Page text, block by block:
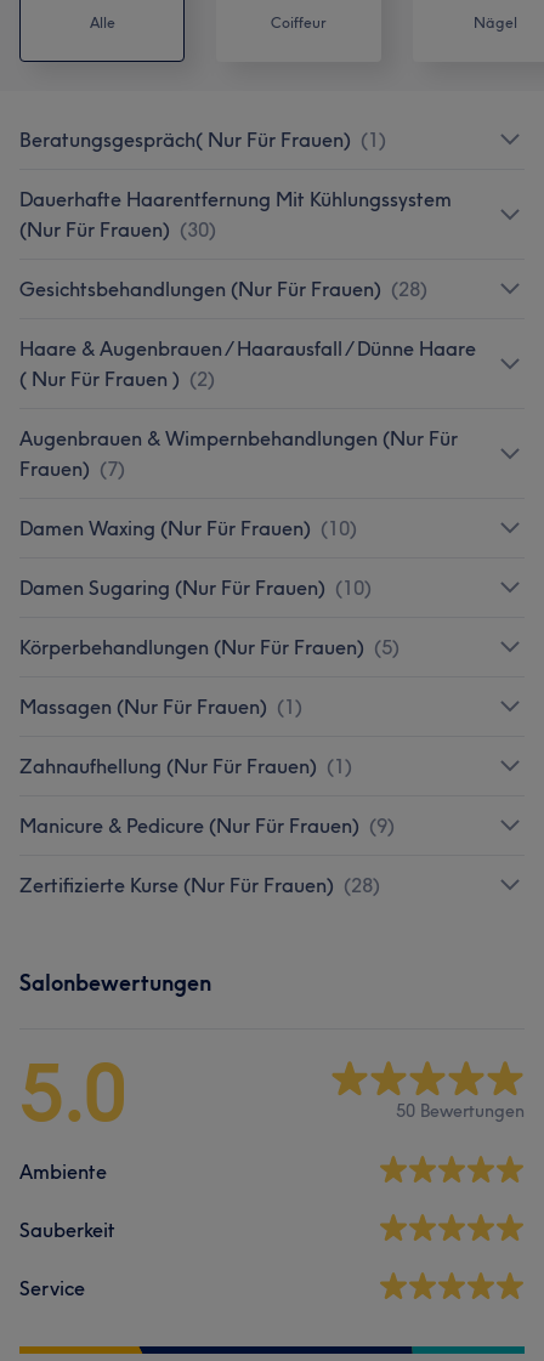
Alle Coiffeur Nägel
Beratungsgespräch( Nur Für Frauen) (1)
Dauerhafte Haarentfernung Mit Kühlungssystem
(Nur Für Frauen) (30)
Gesichtsbehandlungen (Nur Für Frauen) (28)
Haare & Augenbrauen / Haarausfall / Dünne Haare
( Nur Für Frauen ) (2)
Augenbrauen & Wimpernbehandlungen (Nur Für
Frauen) (7)
Damen Waxing (Nur Für Frauen) (10)
Damen Sugaring (Nur Für Frauen) (10)
Körperbehandlungen (Nur Für Frauen) (5)
Massagen (Nur Für Frauen) (1)
Zahnaufhellung (Nur Für Frauen) (1)
Manicure & Pedicure (Nur Für Frauen) (9)
Zertifizierte Kurse (Nur Für Frauen) (28)
Salonbewertungen
5.0 50 Bewertungen
Ambiente
Sauberkeit
Service